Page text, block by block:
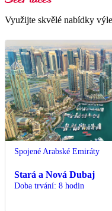
Využijte skvělé nabídky
Spojené Arabské Emiráty
Stará a Nová Dubaj
Doba trvání: 8 hodin